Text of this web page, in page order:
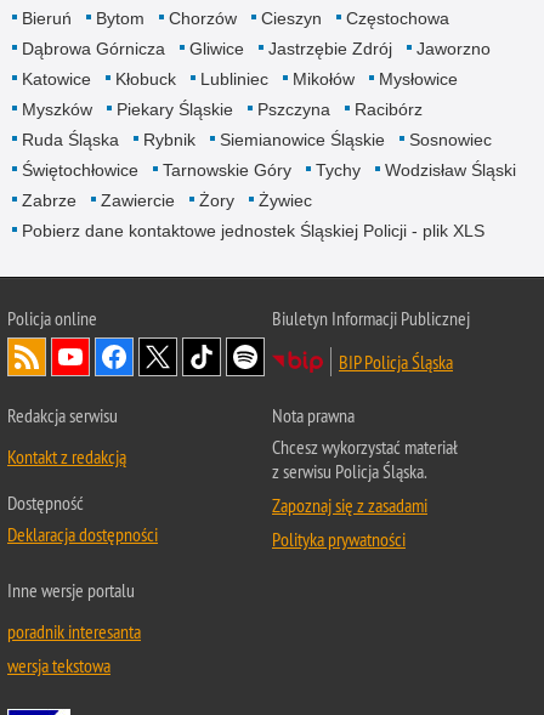
Bieruń
Bytom Chorzów Cieszyn
Częstochowa
Dąbrowa Górnicza
Gliwice Jastrzębie Zdrój
Jaworzno
Katowice
Kłobuck Lubliniec Mikołów
Mysłowice
Myszków
Piekary Śląskie Pszczyna
Racibórz
Ruda Śląska
Rybnik Siemianowice Śląskie
Sosnowiec
Świętochłowice
Tarnowskie Góry Tychy
Wodzisław Śląski
Zabrze
Zawiercie Żory
Żywiec
Pobierz dane kontaktowe jednostek Śląskiej Policji - plik XLS
Policja online
Biuletyn Informacji Publicznej
BIP Policja Śląska
Redakcja serwisu
Kontakt z redakcją
Dostępność
Deklaracja dostępności
Nota prawna
Chcesz wykorzystać materiał
z serwisu Policja Śląska.
Zapoznaj się z zasadami
Polityka prywatności
Inne wersje portalu
poradnik interesanta
wersja tekstowa